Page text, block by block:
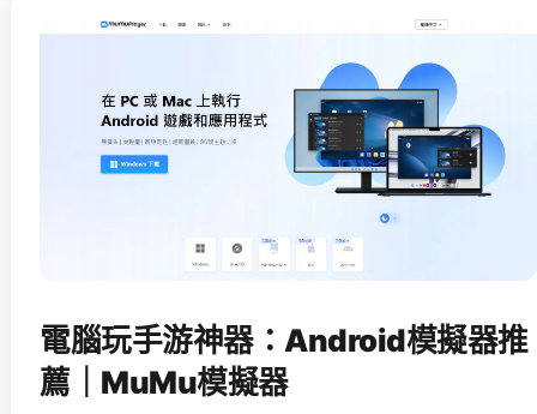
電腦玩手游神器：Android模擬器推
薦｜MuMu模擬器